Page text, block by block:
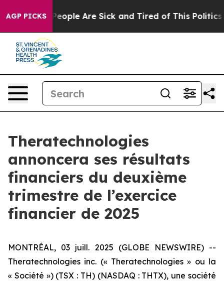
AGP PICKS
Win: “People Are Sick and Tired of This Politics
Theratechnologies
annoncera ses résultats
financiers du deuxième
trimestre de l’exercice
financier de 2025
MONTRÉAL, 03 juill. 2025 (GLOBE NEWSWIRE) --
Theratechnologies inc. (« Theratechnologies » ou la
« Société ») (TSX : TH) (NASDAQ : THTX), une société